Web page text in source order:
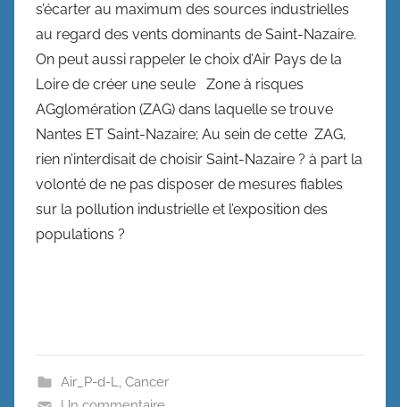
s’écarter au maximum des sources industrielles
au regard des vents dominants de Saint-Nazaire.
On peut aussi rappeler le choix d’Air Pays de la
Loire de créer une seule Zone à risques
AGglomération (ZAG) dans laquelle se trouve
Nantes ET Saint-Nazaire; Au sein de cette ZAG,
rien n’interdisait de choisir Saint-Nazaire ? à part la
volonté de ne pas disposer de mesures fiables
sur la pollution industrielle et l’exposition des
populations ?
Air_P-d-L, Cancer